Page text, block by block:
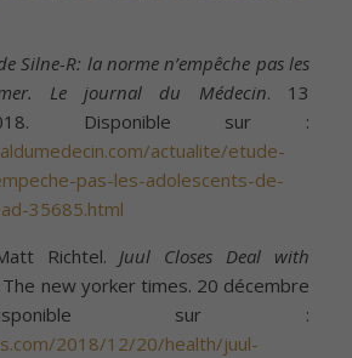
Silne-R: la norme n’empêche pas les
Le journal du Médecin. 13
Disponible sur :
actualite/etude-
pas-les-adolescents-de-
35685.html
Richtel. Juul Closes Deal with
The new yorker times. 20 décembre
sur :
2018/12/20/health/juul-